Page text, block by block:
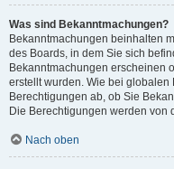
Was sind Bekanntmachungen?
Bekanntmachungen beinhalten
des Boards, in dem Sie sich
Bekanntmachungen erscheinen
erstellt wurden. Wie bei
Berechtigungen ab, ob Sie
Die Berechtigungen werden von
Nach oben